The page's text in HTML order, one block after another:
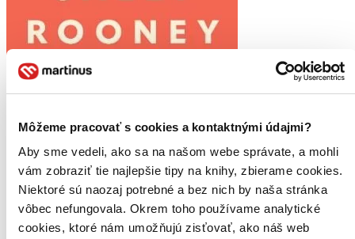
Môžeme pracovať s cookies a kontaktnými údajmi?
Aby sme vedeli, ako sa na našom webe správate, a mohli
vám zobraziť tie najlepšie tipy na knihy, zbierame cookies.
Niektoré sú naozaj potrebné a bez nich by naša stránka
vôbec nefungovala. Okrem toho používame analytické
cookies, ktoré nám umožňujú zisťovať, ako náš web